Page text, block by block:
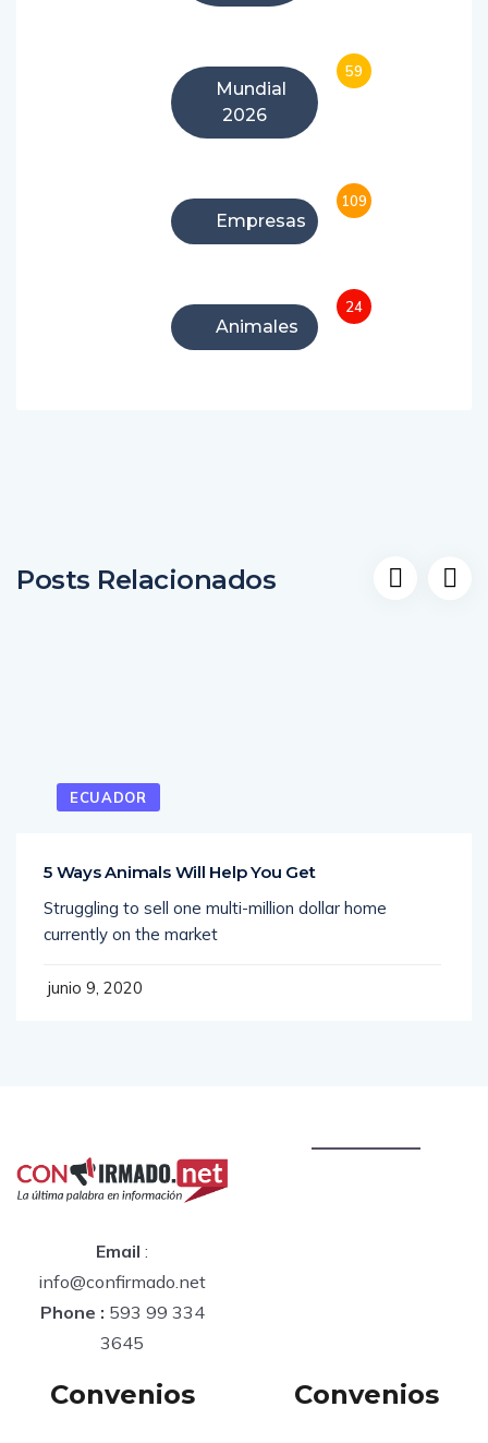
Mundial
2026
59
Empresas
109
Animales
24
Posts Relacionados
ECUADOR
5 Ways Animals Will Help You Get
Struggling to sell one multi-million dollar home
currently on the market
junio 9, 2020
Email :
info@confirmado.net
Phone : 593 99 334
3645
Convenios Convenios